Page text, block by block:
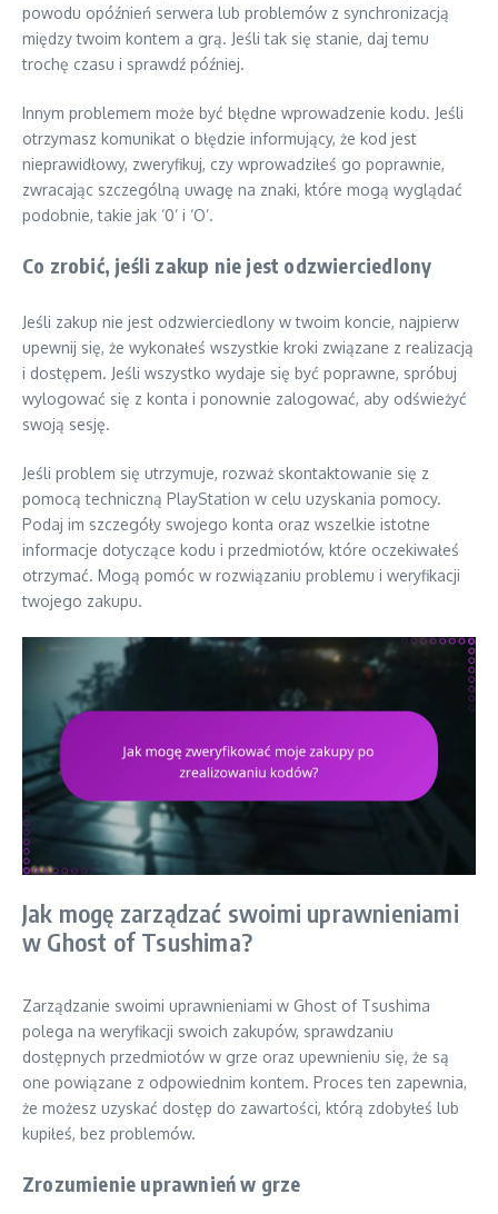
powodu opóźnień serwera lub problemów z synchronizacją
między twoim kontem a grą. Jeśli tak się stanie, daj temu
trochę czasu i sprawdź później.
Innym problemem może być błędne wprowadzenie kodu. Jeśli
otrzymasz komunikat o błędzie informujący, że kod jest
nieprawidłowy, zweryfikuj, czy wprowadziłeś go poprawnie,
zwracając szczególną uwagę na znaki, które mogą wyglądać
podobnie, takie jak ‘0’ i ‘O’.
Co zrobić, jeśli zakup nie jest odzwierciedlony
Jeśli zakup nie jest odzwierciedlony w twoim koncie, najpierw
upewnij się, że wykonałeś wszystkie kroki związane z realizacją
i dostępem. Jeśli wszystko wydaje się być poprawne, spróbuj
wylogować się z konta i ponownie zalogować, aby odświeżyć
swoją sesję.
Jeśli problem się utrzymuje, rozważ skontaktowanie się z
pomocą techniczną PlayStation w celu uzyskania pomocy.
Podaj im szczegóły swojego konta oraz wszelkie istotne
informacje dotyczące kodu i przedmiotów, które oczekiwałeś
otrzymać. Mogą pomóc w rozwiązaniu problemu i weryfikacji
twojego zakupu.
Jak mogę zarządzać swoimi uprawnieniami
w Ghost of Tsushima?
Zarządzanie swoimi uprawnieniami w Ghost of Tsushima
polega na weryfikacji swoich zakupów, sprawdzaniu
dostępnych przedmiotów w grze oraz upewnieniu się, że są
one powiązane z odpowiednim kontem. Proces ten zapewnia,
że możesz uzyskać dostęp do zawartości, którą zdobyłeś lub
kupiłeś, bez problemów.
Zrozumienie uprawnień w grze